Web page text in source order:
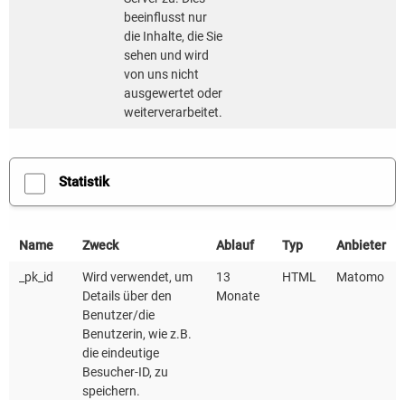
beeinflusst nur
die Inhalte, die Sie
sehen und wird
von uns nicht
ausgewertet oder
weiterverarbeitet.
Statistik
Name Zweck Ablauf Typ Anbieter
_pk_id
Wird verwendet, um
Details über den
Benutzer/die
Benutzerin, wie z.B.
die eindeutige
Besucher-ID, zu
speichern.
13
Monate
HTML Matomo